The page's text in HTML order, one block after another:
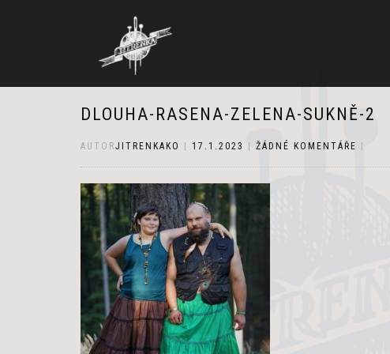
DLOUHA-RASENA-ZELENA-SUKNĚ-2
AUTORJITRENKAKO 17.1.2023 ŽÁDNÉ KOMENTÁŘE